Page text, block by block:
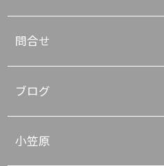
問合せ
ブログ
小笠原